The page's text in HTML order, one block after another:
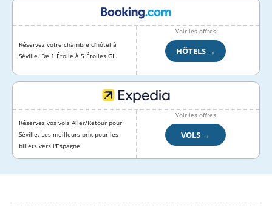
Réservez votre chambre d'hôtel à
Séville. De 1 Étoile à 5 Étoiles GL.
Voir les offres
HÔTELS →
Réservez vos vols Aller/Retour pour
Séville. Les meilleurs prix pour les
billets vers l'Espagne.
Voir les offres
VOLS →